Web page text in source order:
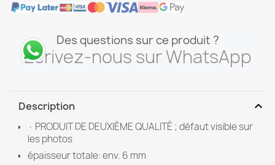
Des questions sur ce produit ?
Écrivez-nous sur WhatsApp
Description expand_more
· PRODUIT DE DEUXIÈME QUALITÉ ; défaut visible sur
les photos
épaisseur totale: env. 6 mm